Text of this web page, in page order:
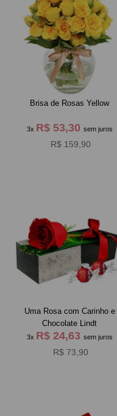
Brisa de Rosas Yellow
3x R$ 53,30 sem juros
R$ 159,90
Uma Rosa com Carinho e
Chocolate Lindt
3x R$ 24,63 sem juros
R$ 73,90